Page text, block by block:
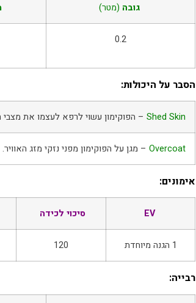
גובה (מטר)
0.2
הסבר על היכולות:
Shed Skin– הפוקימון עשוי לרפא לעצמו את מצבי
Overcoat– מגן על הפוקימון מפני נזקי מזג האוויר.
אימונים:
EV סיכוי לכידה
1 הגנה מיוחדת 120
רבייה: